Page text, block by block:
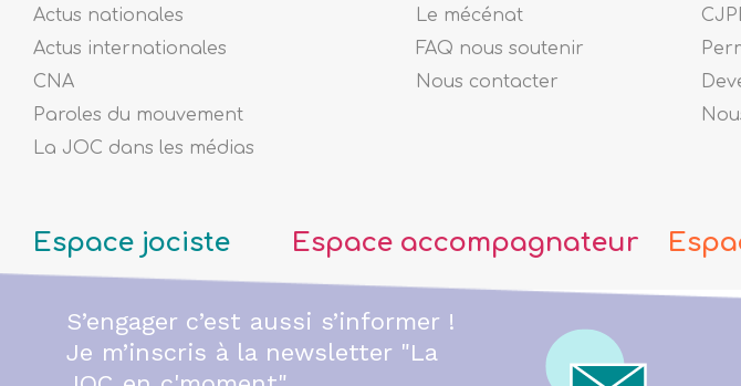
Actus nationales
Actus internationales
CNA
Paroles du mouvement
La JOC dans les médias
Le mécénat
FAQ nous soutenir
Nous contacter
Espace jociste Espace accompagnateur
S’engager c’est aussi s’informer !
Je m’inscris à la newsletter "La